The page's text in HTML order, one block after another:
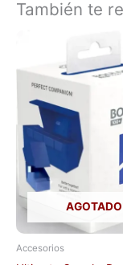
También te
AGOTADO
Accesorios